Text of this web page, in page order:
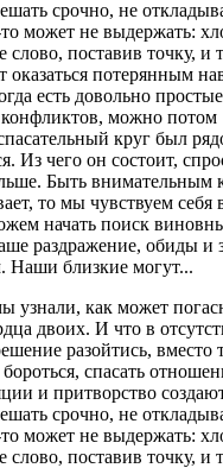
срочно, не
может не выдержать:
слово, поставив точку, и
потерянным
есть довольно
можно потом
круг был
Из чего он состоит,
Быть внимательным
то мы чувствуем
начать поиск
раздражение, обиды и
Наши близкие могут...
узнали, как может
двоих. И что в
разойтись, вместо
спасать
и притворство
срочно, не
может не выдержать:
слово, поставив точку, и